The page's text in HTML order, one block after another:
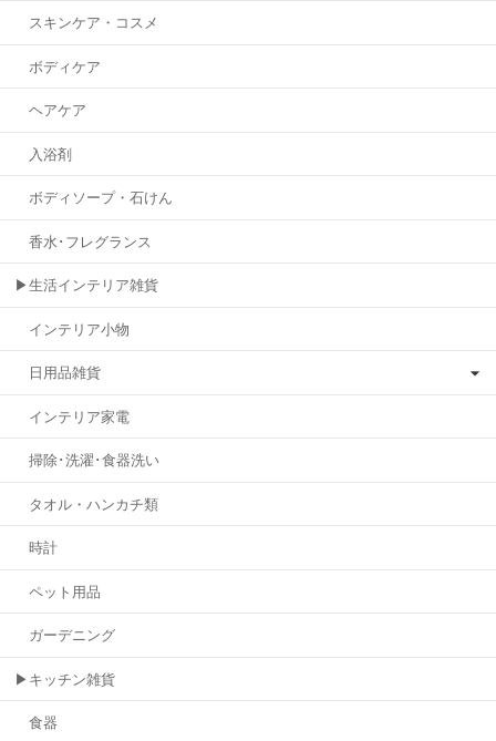
スキンケア・コスメ
ボディケア
ヘアケア
入浴剤
ボディソープ・石けん
香水･フレグランス
▶生活インテリア雑貨
インテリア小物
日用品雑貨
インテリア家電
掃除･洗濯･食器洗い
タオル・ハンカチ類
時計
ペット用品
ガーデニング
▶キッチン雑貨
食器